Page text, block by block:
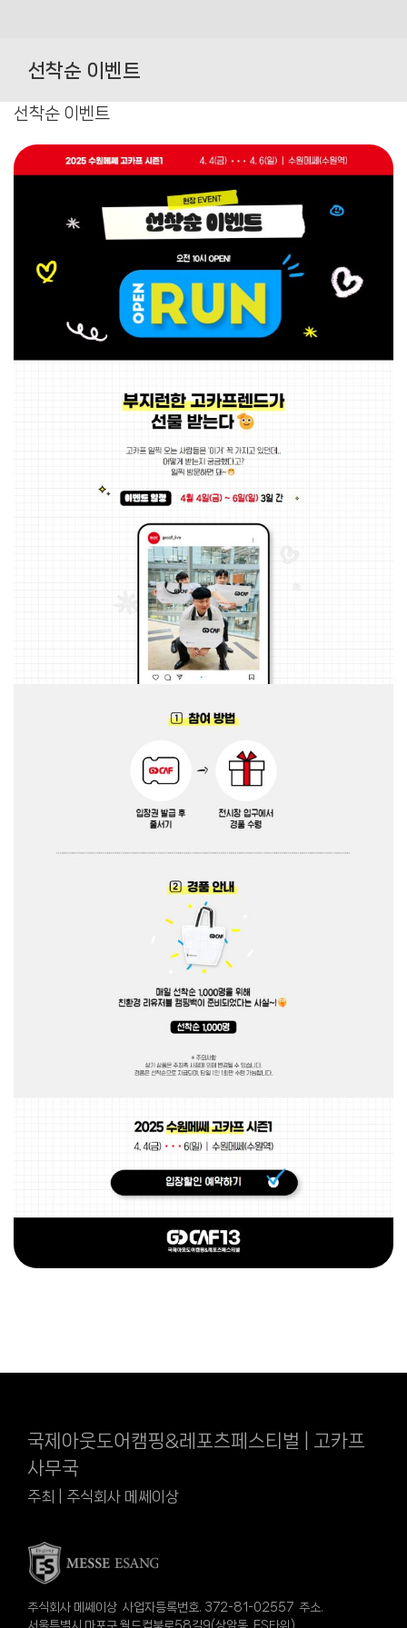
content선착순 이벤트
선착순 이벤트
국제아웃도어캠핑&레포츠페스티벌 | 고카프
사무국
주최 | 주식회사 메쎄이상
주식회사 메쎄이상 사업자등록번호. 372-81-02557 주소.
서울특별시 마포구 월드컵북로58길9(상암동, ES타워)